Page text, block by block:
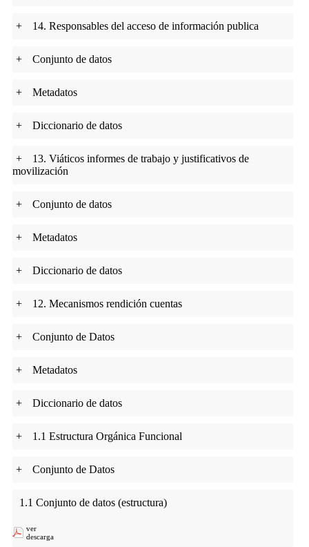
+ 14. Responsables del acceso de información publica
+ Conjunto de datos
+ Metadatos
+ Diccionario de datos
+
13. Viáticos informes de trabajo y justificativos de
movilización
+ Conjunto de datos
+ Metadatos
+ Diccionario de datos
+ 12. Mecanismos rendición cuentas
+ Conjunto de Datos
+ Metadatos
+ Diccionario de datos
+ 1.1 Estructura Orgánica Funcional
+ Conjunto de Datos
1.1 Conjunto de datos (estructura)
ver
descarga